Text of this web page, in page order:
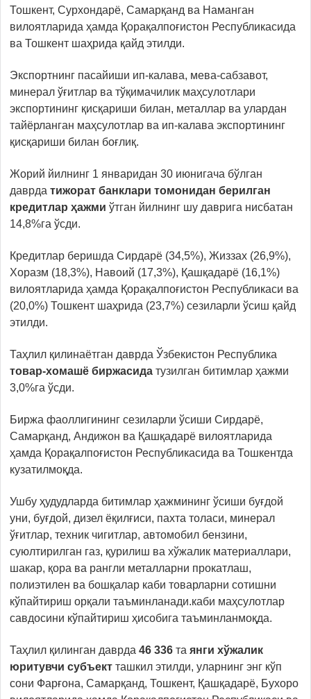
Тошкент, Сурхондарё, Самарқанд ва Наманган
вилоятларида ҳамда Қорақалпоғистон Республикасида
ва Тошкент шаҳрида қайд этилди.
Экспортнинг пасайиши ип-калава, мева-сабзавот,
минерал ўғитлар ва тўқимачилик маҳсулотлари
экспортининг қисқариши билан, металлар ва улардан
тайёрланган маҳсулотлар ва ип-калава экспортининг
қисқариши билан боғлиқ.
Жорий йилнинг 1 январидан 30 июнигача бўлган
даврда тижорат банклари томонидан берилган
кредитлар ҳажми ўтган йилнинг шу даврига нисбатан
14,8%га ўсди.
Кредитлар беришда Сирдарё (34,5%), Жиззах (26,9%),
Хоразм (18,3%), Навоий (17,3%), Қашқадарё (16,1%)
вилоятларида ҳамда Қорақалпоғистон Республикаси ва
(20,0%) Тошкент шаҳрида (23,7%) сезиларли ўсиш қайд
этилди.
Таҳлил қилинаётган даврда Ўзбекистон Республика
товар-хомашё биржасида тузилган битимлар ҳажми
3,0%га ўсди.
Биржа фаоллигининг сезиларли ўсиши Сирдарё,
Самарқанд, Андижон ва Қашқадарё вилоятларида
ҳамда Қорақалпоғистон Республикасида ва Тошкентда
кузатилмоқда.
Ушбу ҳудудларда битимлар ҳажмининг ўсиши буғдой
уни, буғдой, дизел ёқилғиси, пахта толаси, минерал
ўғитлар, техник чигитлар, автомобил бензини,
суюлтирилган газ, қурилиш ва хўжалик материаллари,
шакар, қора ва рангли металларни прокатлаш,
полиэтилен ва бошқалар каби товарларни сотишни
кўпайтириш орқали таъминланади.каби маҳсулотлар
савдосини кўпайтириш ҳисобига таъминланмоқда.
Таҳлил қилинган даврда 46 336 та янги хўжалик
юритувчи субъект ташкил этилди, уларнинг энг кўп
сони Фарғона, Самарқанд, Тошкент, Қашқадарё, Бухоро